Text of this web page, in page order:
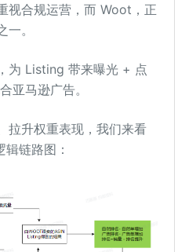
视合规运营，而 Woot，正
。
为 Listing 带来曝光 + 点
亚马逊广告。
拉升权重表现，我们来看
链路图：